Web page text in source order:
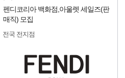
펜디코리아 백화점,아울렛 세일즈(판
매직) 모집
전국 전지점